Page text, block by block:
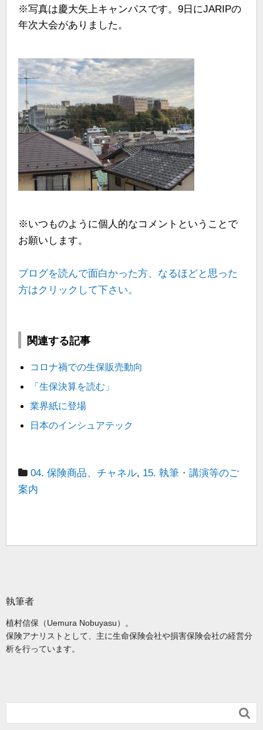
※写真は慶大矢上キャンパスです。9日にJARIPの
年次大会がありました。
※いつものように個人的なコメントということで
お願いします。
ブログを読んで面白かった方、なるほどと思った
方はクリックして下さい。
関連する記事
コロナ禍での生保販売動向
「生保決算を読む」
業界紙に登場
日本のインシュアテック
04. 保険商品、チャネル, 15. 執筆・講演等のご
案内
執筆者
植村信保（Uemura Nobuyasu）。
保険アナリストとして、主に生命保険会社や損害保険会社の経営分
析を行っています。
